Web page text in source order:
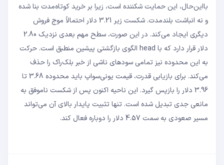
بااین‌حال، این حمایت شکننده است، زیرا بر خرید کوتاه‌مدت بنا شده
و نه انباشت بلندمدت. شکست زیر 3.21 دلار احتمالاً موج فروش
دیگری ایجاد می‌کند. در این صورت، سطح مهم بعدی نزدیک 2.80
دلار قرار دارد که با head الگوی بازگشتی پیشین منطبق است. حرکت
به این محدوده نیز تمامی سودهای ناشی از خبر بلک‌راک را حذف
می‌کند. برای بازیابی قدرت، قیمت یونی‌سواپ باید محدوده 3.68 تا
3.96 دلار را بازپس گیرد. این ناحیه اکنون پس از شکست ناموفق به
مانعی جدی تبدیل شده است. تنها تثبیت پایدار بالای آن می‌تواند
مسیر صعودی به سمت 4.57 دلار را دوباره فعال کند.